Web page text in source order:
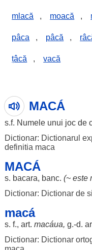
mlacă , moacă ,
pâca , pâcă ,
țâcă , vacă
MACÁ
s.f. Numeleunui jocde
Dictionar: Dictionarul
definitia maca
MACÁ
s. bacara, banc. (~ este
Dictionar: Dictionar de
macá
s. f., art. macáua, g.-d.
Dictionar: Dictionar